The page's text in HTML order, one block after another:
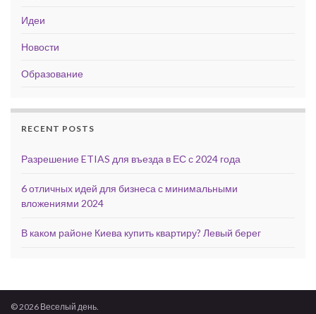
Идеи
Новости
Образование
RECENT POSTS
Разрешение ETIAS для въезда в ЕС с 2024 года
6 отличных идей для бизнеса с минимальными
вложениями 2024
В каком районе Киева купить квартиру? Левый берег
© 2026 Веселый день.